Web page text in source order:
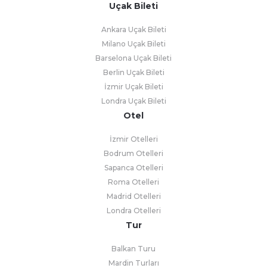
Uçak Bileti
Ankara Uçak Bileti
Milano Uçak Bileti
Barselona Uçak Bileti
Berlin Uçak Bileti
İzmir Uçak Bileti
Londra Uçak Bileti
Otel
İzmir Otelleri
Bodrum Otelleri
Sapanca Otelleri
Roma Otelleri
Madrid Otelleri
Londra Otelleri
Tur
Balkan Turu
Mardin Turları